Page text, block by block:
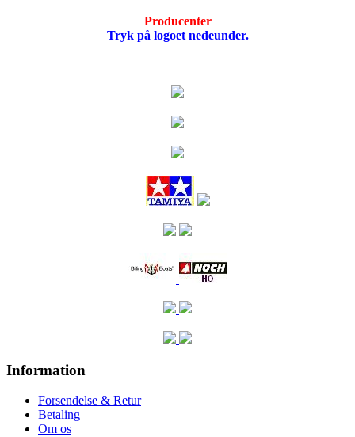
Producenter
Tryk på logoet nedeunder.
Information
Forsendelse & Retur
Betaling
Om os